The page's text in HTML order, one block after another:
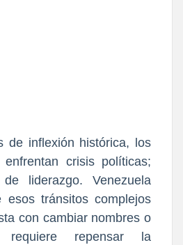
de inflexión histórica, los
crisis políticas;
liderazgo. Venezuela
esos tránsitos complejos
con cambiar nombres o
requiere repensar la